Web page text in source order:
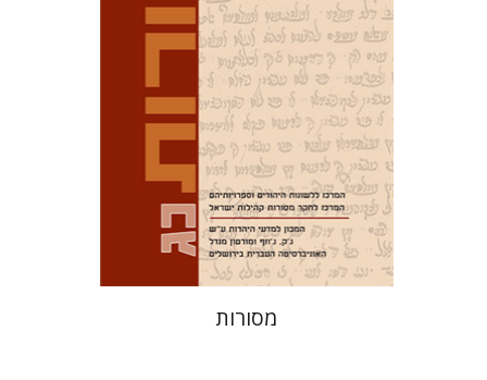
הנחת אתר ספר מודפס
$35
$32
מסורות